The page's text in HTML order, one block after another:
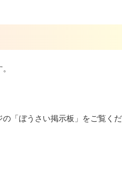
「ぼうさい掲示板」をご覧くだ